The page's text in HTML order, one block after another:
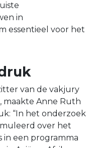
in
essentieel voor het
van de vakjury
maakte Anne Ruth
“In het onderzoek
over het
in een programma